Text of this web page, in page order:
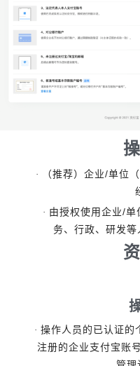
· （推荐）企业/单位
· 由授权使用企业/单
务、行政、研发等
· 操作人员的已认证的
注册的企业支付宝账